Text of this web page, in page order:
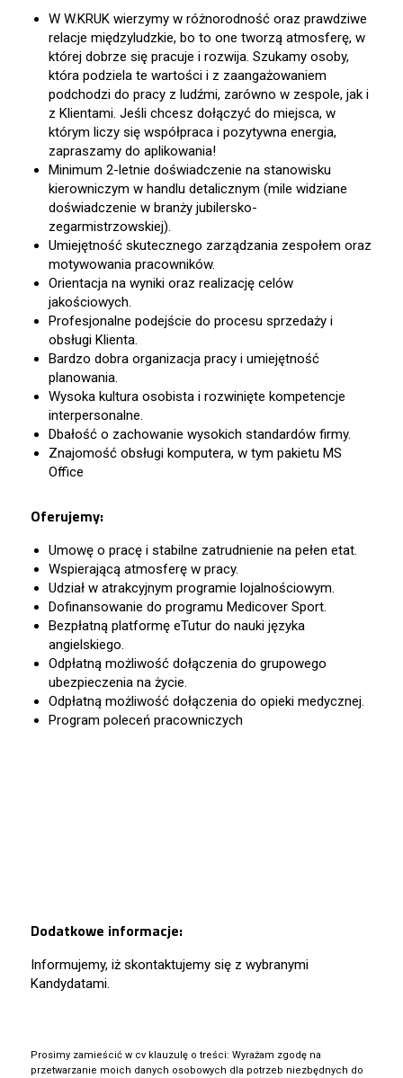
W W.KRUK wierzymy w różnorodność oraz prawdziwe
relacje międzyludzkie, bo to one tworzą atmosferę, w
której dobrze się pracuje i rozwija. Szukamy osoby,
która podziela te wartości i z zaangażowaniem
podchodzi do pracy z ludźmi, zarówno w zespole, jak i
z Klientami. Jeśli chcesz dołączyć do miejsca, w
którym liczy się współpraca i pozytywna energia,
zapraszamy do aplikowania!
Minimum 2-letnie doświadczenie na stanowisku
kierowniczym w handlu detalicznym (mile widziane
doświadczenie w branży jubilersko-
zegarmistrzowskiej).
Umiejętność skutecznego zarządzania zespołem oraz
motywowania pracowników.
Orientacja na wyniki oraz realizację celów
jakościowych.
Profesjonalne podejście do procesu sprzedaży i
obsługi Klienta.
Bardzo dobra organizacja pracy i umiejętność
planowania.
Wysoka kultura osobista i rozwinięte kompetencje
interpersonalne.
Dbałość o zachowanie wysokich standardów firmy.
Znajomość obsługi komputera, w tym pakietu MS
Office
Oferujemy:
Umowę o pracę i stabilne zatrudnienie na pełen etat.
Wspierającą atmosferę w pracy.
Udział w atrakcyjnym programie lojalnościowym.
Dofinansowanie do programu Medicover Sport.
Bezpłatną platformę eTutur do nauki języka
angielskiego.
Odpłatną możliwość dołączenia do grupowego
ubezpieczenia na życie.
Odpłatną możliwość dołączenia do opieki medycznej.
Program poleceń pracowniczych
Dodatkowe informacje:
Informujemy, iż skontaktujemy się z wybranymi
Kandydatami.
Prosimy zamieścić w cv klauzulę o treści: Wyrażam zgodę na
przetwarzanie moich danych osobowych dla potrzeb niezbędnych do